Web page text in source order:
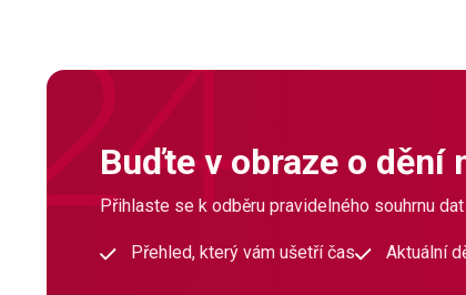
Buďte v obraze o
Přihlaste se k odběru pravidelného souhrnu
Přehled, který vám ušetří čas Aktuální